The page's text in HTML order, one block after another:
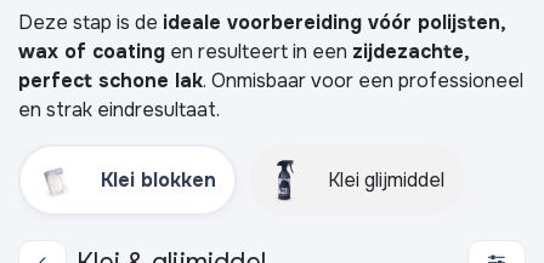
Deze stap is de ideale voorbereiding vóór polijsten,
wax of coating en resulteert in een zijdezachte,
perfect schone lak. Onmisbaar voor een professioneel
en strak eindresultaat.
Klei blokken Klei glijmiddel